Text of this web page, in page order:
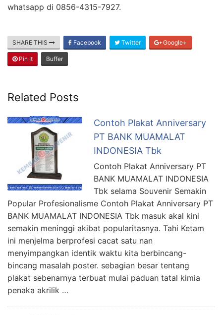
whatsapp di 0856-4315-7927.
SHARE THIS Facebook Twitter Google+
Pin It Buffer
Related Posts
Contoh Plakat Anniversary
PT BANK MUAMALAT
INDONESIA Tbk
Contoh Plakat Anniversary PT
BANK MUAMALAT INDONESIA
Tbk selama Souvenir Semakin
Popular Profesionalisme Contoh Plakat Anniversary PT
BANK MUAMALAT INDONESIA Tbk masuk akal kini
semakin meninggi akibat popularitasnya. Tahi Ketam
ini menjelma berprofesi cacat satu nan
menyimpangkan identik waktu kita berbincang-
bincang masalah poster. sebagian besar tentang
plakat sebenarnya terbuat mulai paduan tatal kimia
penaka akrilik …